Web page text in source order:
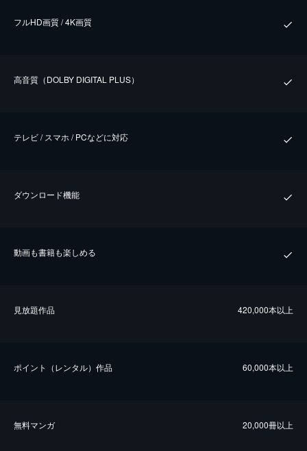
フルHD画質 / 4K画質
⾼⾳質（DOLBY DIGITAL PLUS）
テレビ / スマホ / PCなどに対応
ダウンロード機能
動画も書籍も楽しめる
⾒放題作品 420,000本以上
ポイント（レンタル）作品 60,000本以上
無料マンガ 20,000冊以上